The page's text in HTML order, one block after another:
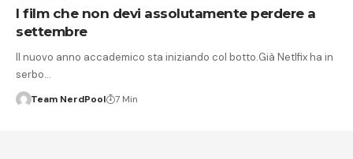
I film che non devi assolutamente perdere a
settembre
Il nuovo anno accademico sta iniziando col botto.Già Netlfix ha in
serbo…
Team NerdPool 7 Min